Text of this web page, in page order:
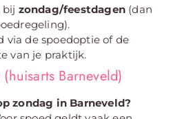
bij zondag/feestdagen (dan
via de spoedoptie of de
van je praktijk.
Barneveld)
zondag in Barneveld?